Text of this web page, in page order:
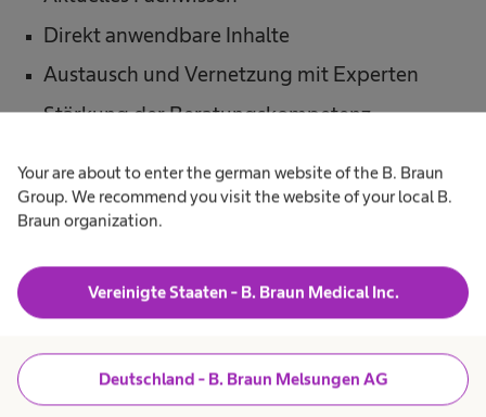
Your are about to enter the german website of the B. Braun
Group. We recommend you visit the website of your local B.
Braun organization.
Vereinigte Staaten - B. Braun Medical Inc.
Deutschland - B. Braun Melsungen AG
Direkt anwendbare Inhalte
Austausch und Vernetzung mit Experten
Stärkung der Beratungskompetenz
Haben wir Ihr Interesse
geweckt?